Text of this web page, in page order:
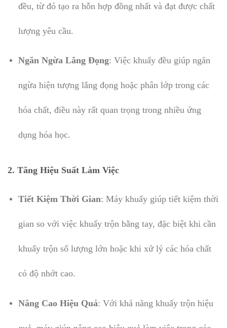
đều, từ đó tạo ra hỗn hợp đồng nhất và đạt được chất
lượng yêu cầu.
Ngăn Ngừa Lắng Đọng: Việc khuấy đều giúp ngăn
ngừa hiện tượng lắng đọng hoặc phân lớp trong các
hóa chất, điều này rất quan trọng trong nhiều ứng
dụng hóa học.
2. Tăng Hiệu Suất Làm Việc
Tiết Kiệm Thời Gian: Máy khuấy giúp tiết kiệm thời
gian so với việc khuấy trộn bằng tay, đặc biệt khi cần
khuấy trộn số lượng lớn hoặc khi xử lý các hóa chất
có độ nhớt cao.
Nâng Cao Hiệu Quả: Với khả năng khuấy trộn hiệu